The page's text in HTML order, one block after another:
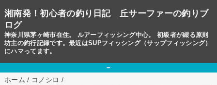
湘南発！初心者の釣り日記 丘サーファーの釣りブ
ログ
神奈川県茅ヶ崎市在住。 ルアーフィッシング中心。 初級者が綴る原則
坊主の釣行記録です。最近はSUPフィッシング（サップフィッシング）
にハマってます。
=
ホーム / コノシロ /